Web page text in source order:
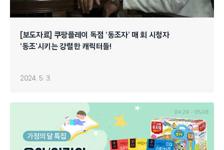
[보도자료] 쿠팡플레이 독점 ‘동조자’ 매 회 시청자
‘동조’시키는 강렬한 캐릭터들!
2024. 5. 3.